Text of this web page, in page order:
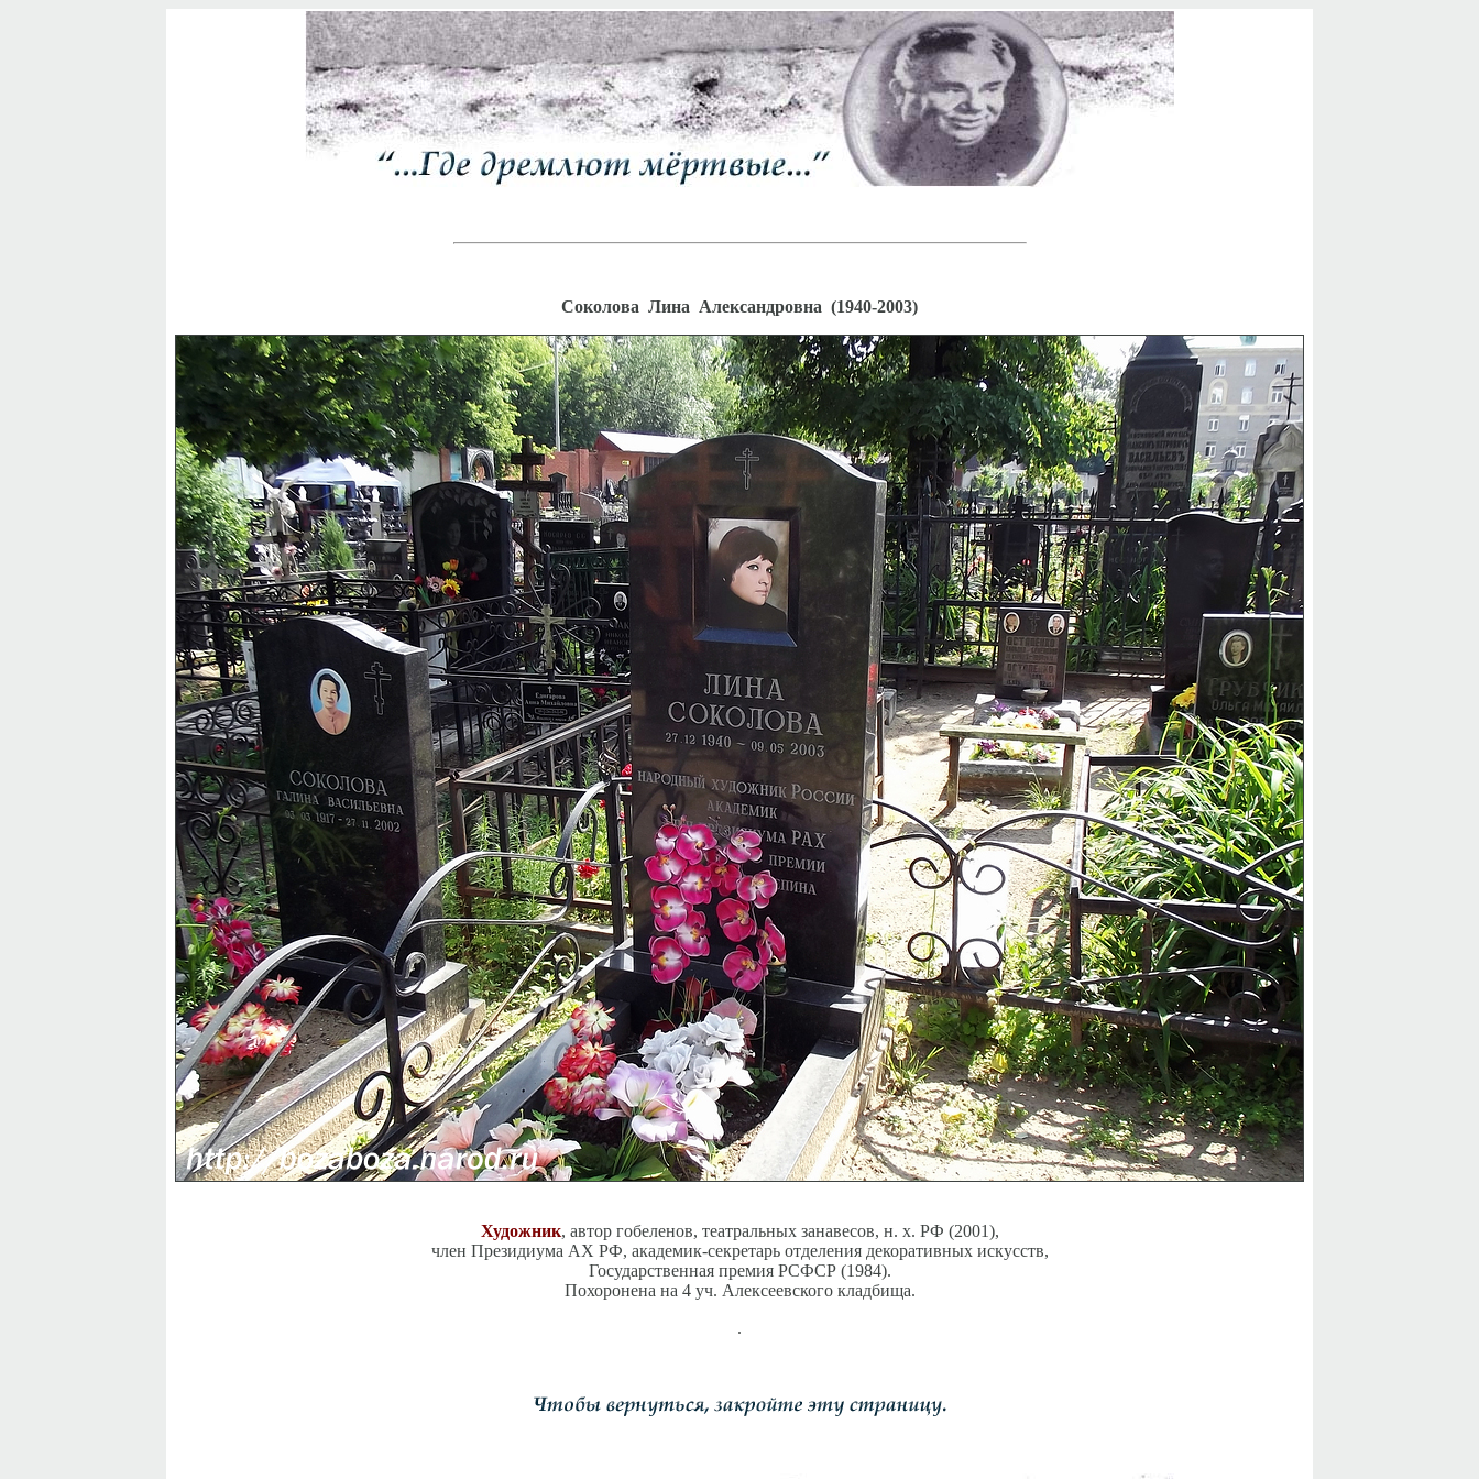
Соколова Лина Александровна (1940-2003)
Художник, автор гобеленов, театральных занавесов, н. х. РФ (2001),
член Президиума АХ РФ, академик-секретарь отделения декоративных искусств,
Государственная премия РСФСР (1984).
Похоронена на 4 уч. Алексеевского кладбища.
.